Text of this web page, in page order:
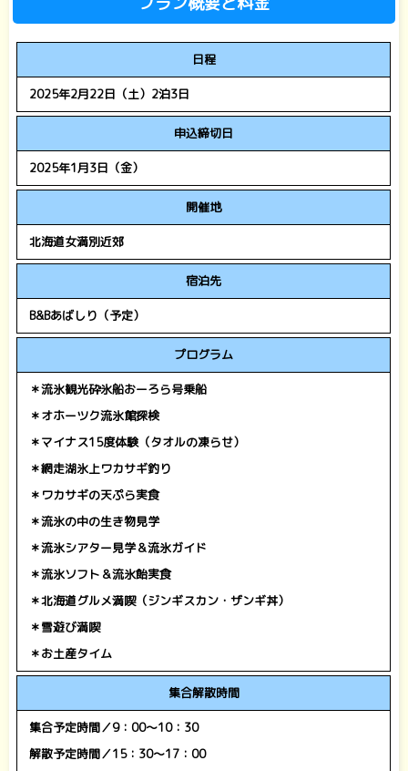
日程
2025年2月22日（土）2泊3日
申込締切日
2025年1月3日（金）
開催地
北海道女満別近郊
宿泊先
B&Bあばしり（予定）
プログラム
＊流氷観光砕氷船おーろら号乗船
＊オホーツク流氷館探検
＊マイナス15度体験（タオルの凍らせ）
＊網走湖氷上ワカサギ釣り
＊ワカサギの天ぷら実食
＊流氷の中の生き物見学
＊流氷シアター見学＆流氷ガイド
＊流氷ソフト＆流氷飴実食
＊北海道グルメ満喫（ジンギスカン・ザンギ丼）
＊雪遊び満喫
＊お土産タイム
集合解散時間
集合予定時間／9：00～10：30
解散予定時間／15：30～17：00